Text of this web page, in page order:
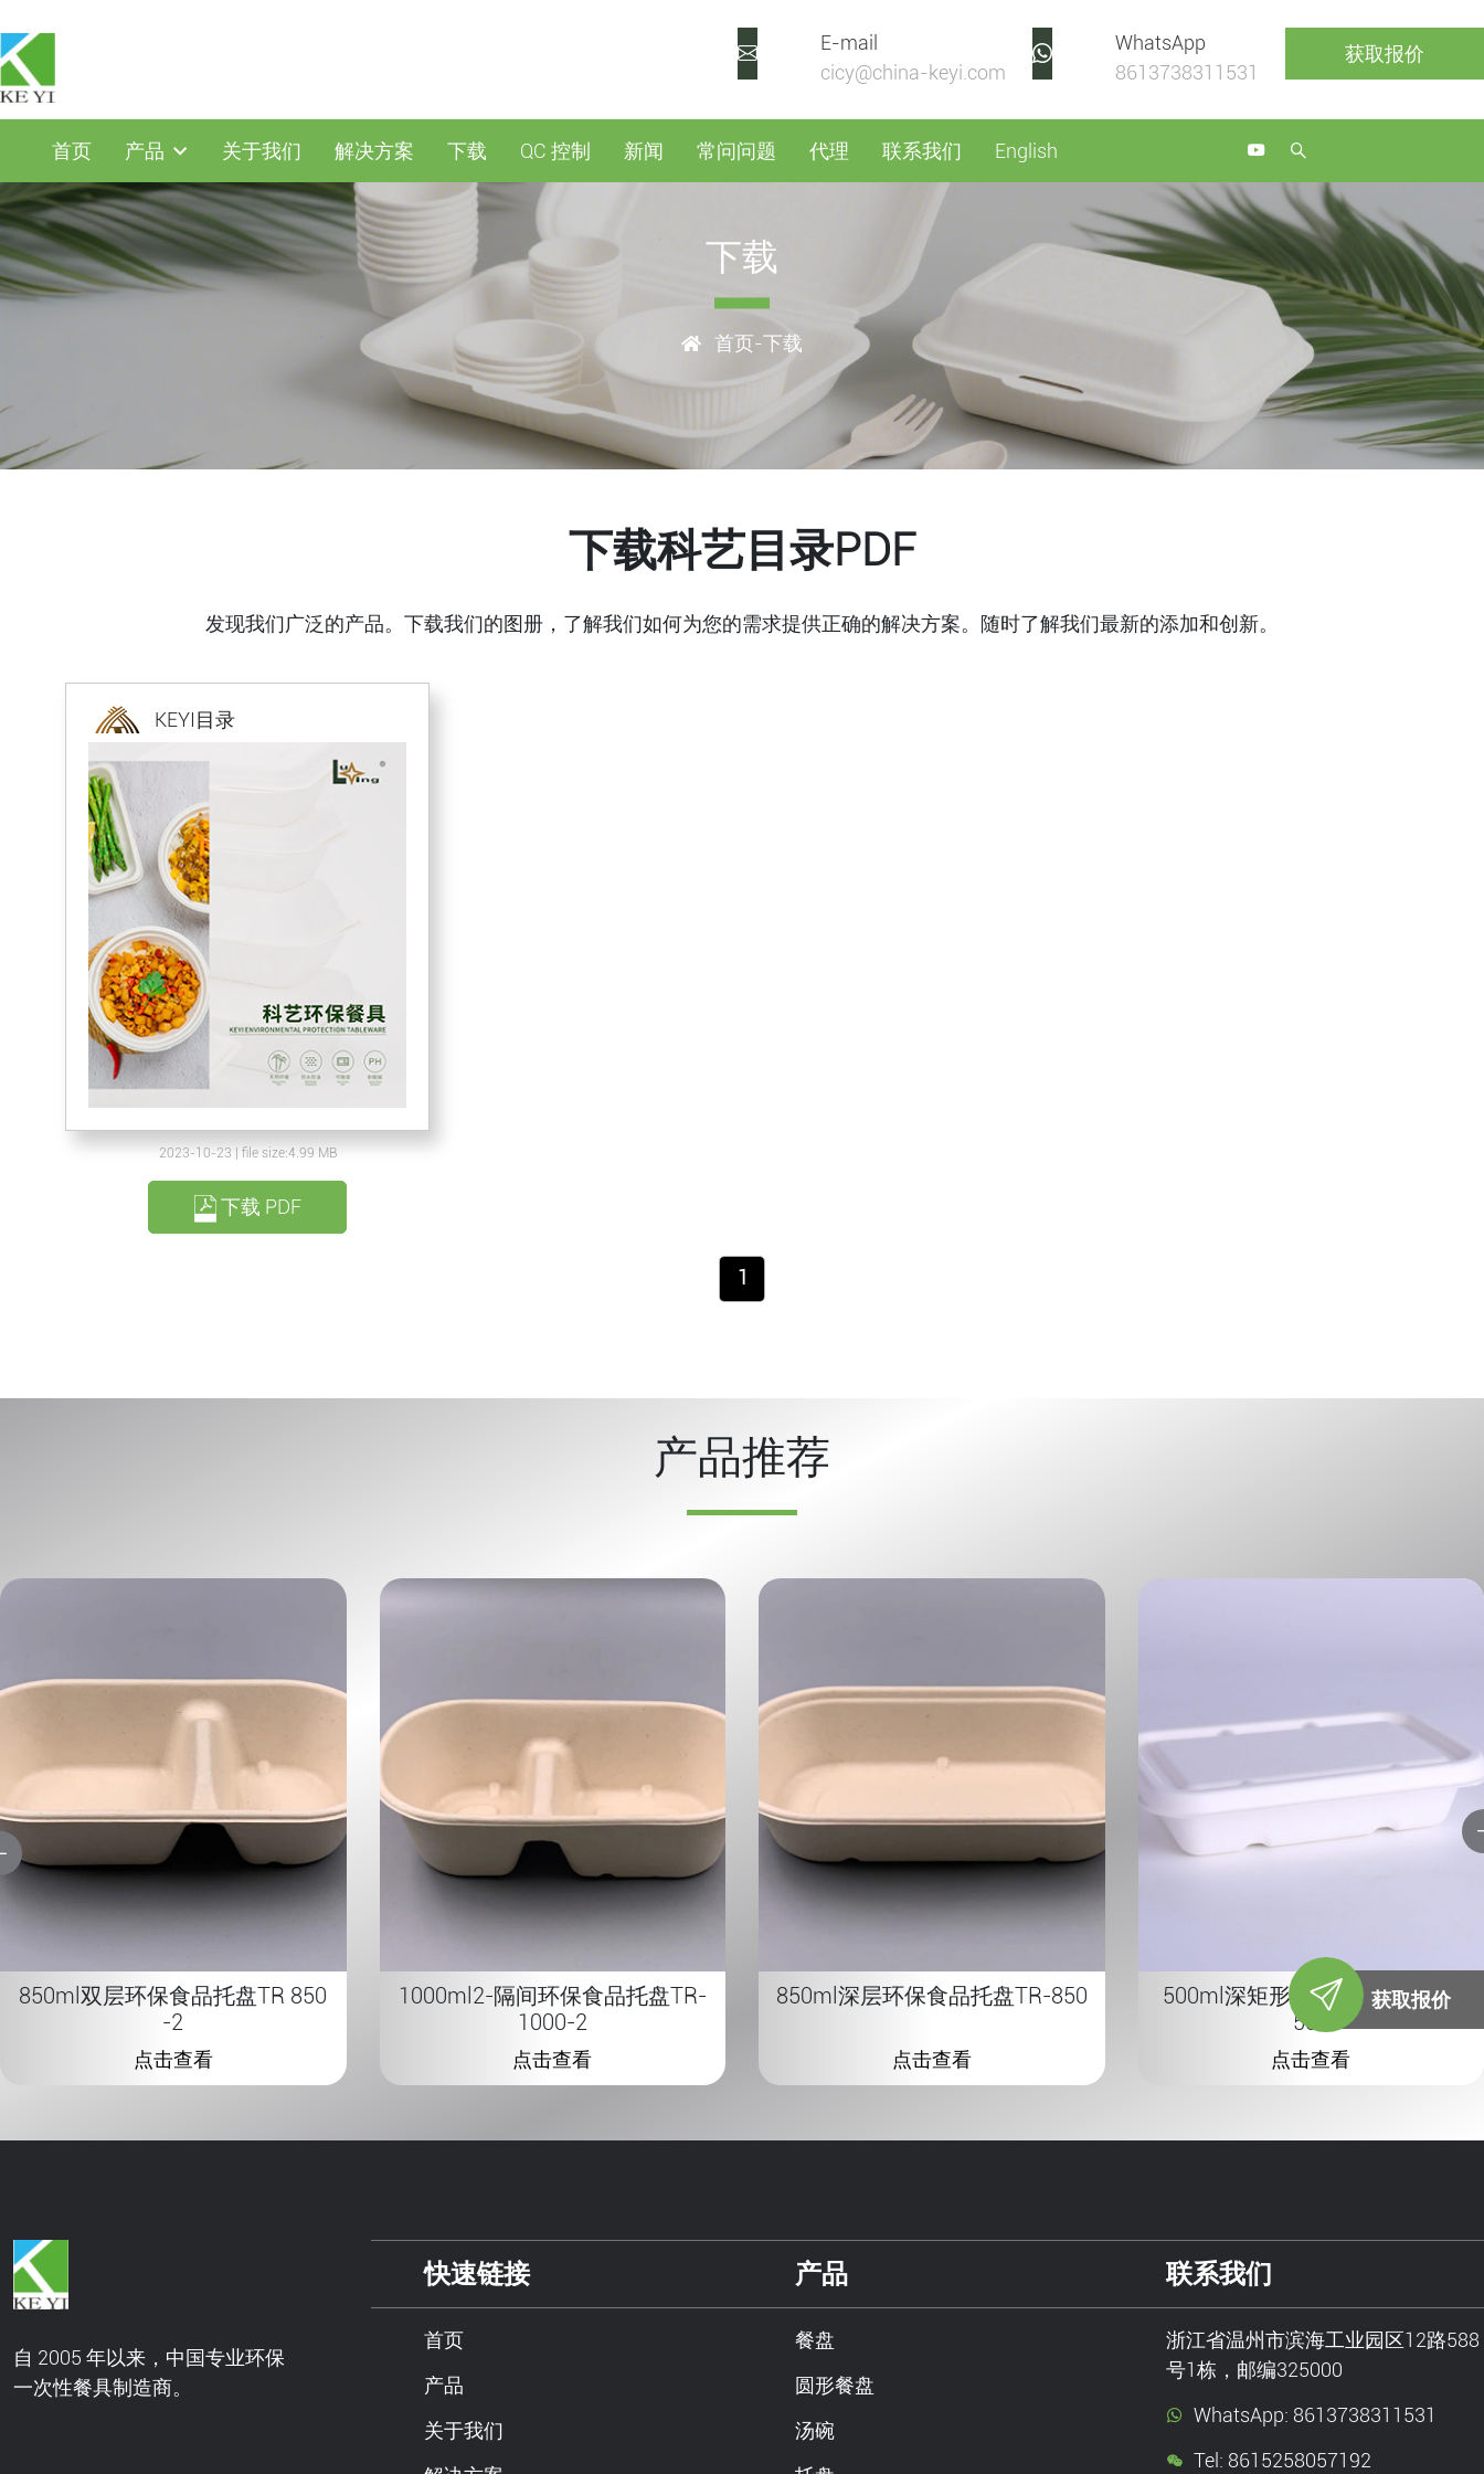
E-mail
cicy@china-keyi.com
WhatsApp
8613738311531
获取报价
首页 产品 关于我们 解决方案 下载 QC 控制 新闻 常问问题 代理 联系我们 English
下载
首页-下载
下载科艺目录PDF
发现我们广泛的产品。下载我们的图册，了解我们如何为您的需求提供正确的解决方案。随时了解我们最新的添加和创新。
KEYI目录
2023-10-23 | file size:4.99 MB
下载 PDF
1
产品推荐
850ml双层环保食品托盘TR 850
-2
点击查看
1000ml2-隔间环保食品托盘TR-
1000-2
点击查看
850ml深层环保食品托盘TR-850
点击查看
500ml深矩形环保托盘套装FH-
500
点击查看
获取报价
自 2005 年以来，中国专业环保
一次性餐具制造商。
快速链接
首页
产品
关于我们
产品
餐盘
圆形餐盘
汤碗
联系我们
浙江省温州市滨海工业园区12路588
号1栋，邮编325000
WhatsApp: 8613738311531
Tel: 8615258057192